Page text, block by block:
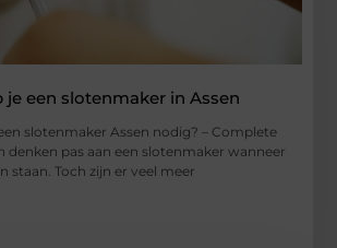
je een slotenmaker in Assen
slotenmaker Assen nodig? – Complete
denken pas aan een slotenmaker wanneer
staan. Toch zijn er veel meer